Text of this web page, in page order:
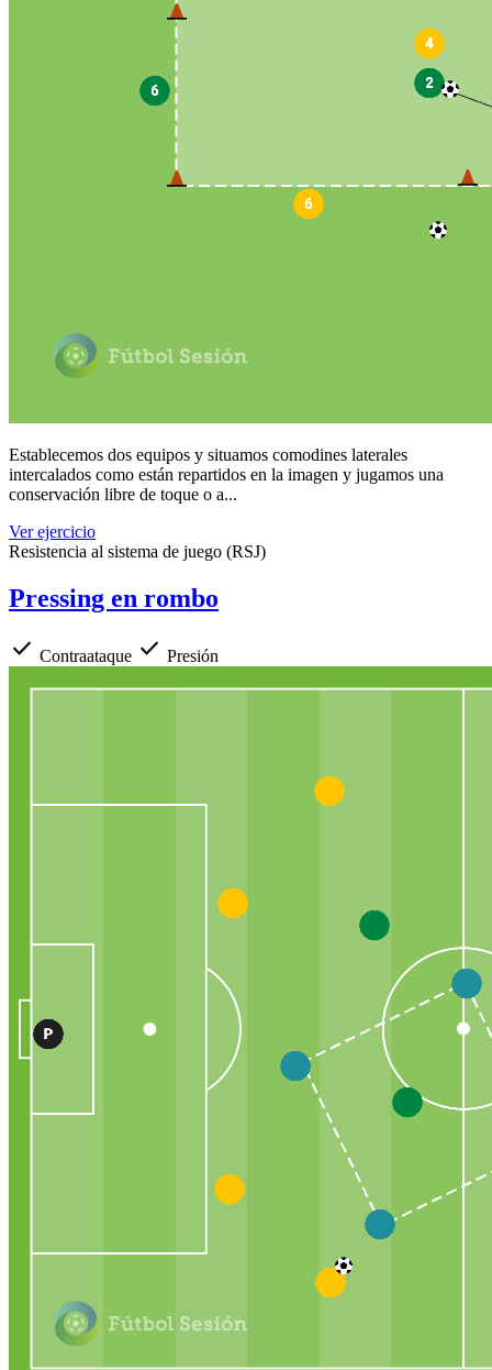
Establecemos dos equipos y situamos comodines laterales
intercalados como están repartidos en la imagen y jugamos una
conservación libre de toque o a...
Ver ejercicio
Resistencia al sistema de juego (RSJ)
Pressing en rombo
check Contraataque check Presión